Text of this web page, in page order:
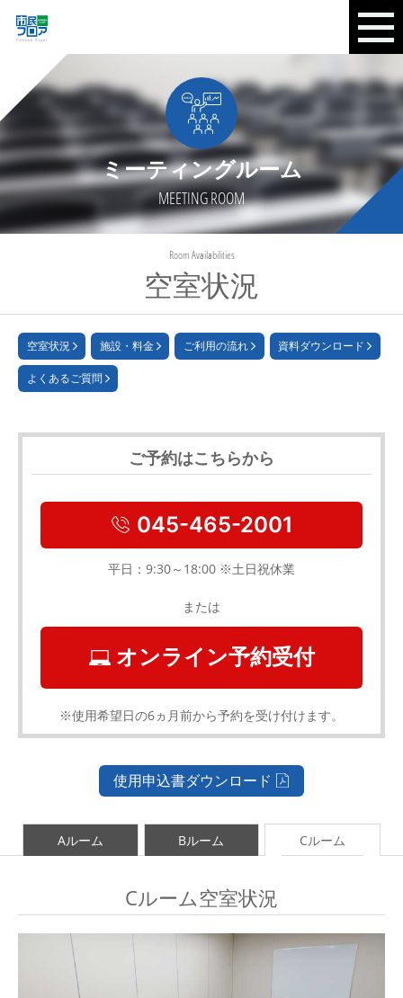
ミーティングルーム
MEETING ROOM
空室状況
Room Availabilities
空室状況 施設・料金 ご利用の流れ 資料ダウンロード
よくあるご質問
ご予約はこちらから
045-465-2001
平日：9:30～18:00 ※土日祝休業
または
オンライン予約受付
※使用希望日の6ヵ月前から予約を受け付けます。
使用申込書ダウンロード
Aルーム Bルーム Cルーム
Cルーム空室状況